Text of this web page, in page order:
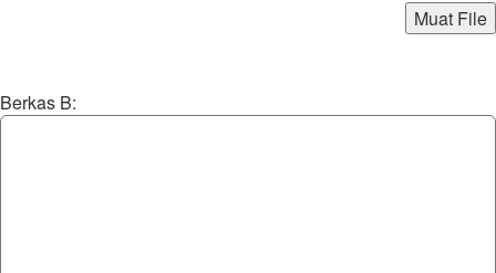
Muat File
Berkas B: